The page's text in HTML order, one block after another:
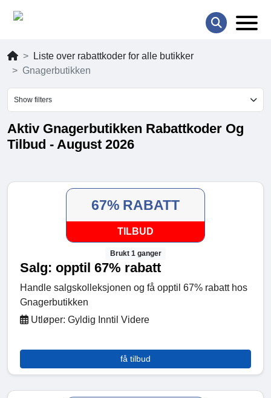
Liste over rabattkoder for alle butikker
Gnagerbutikken
Show filters
Aktiv Gnagerbutikken Rabattkoder Og
Tilbud - August 2026
67% RABATT
TILBUD
Brukt 1 ganger
Salg: opptil 67% rabatt
Handle salgskolleksjonen og få opptil 67% rabatt hos
Gnagerbutikken
Utløper: Gyldig Inntil Videre
få tilbud